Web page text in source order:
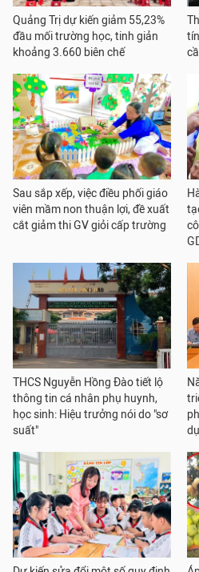
Quảng Trị dự kiến giảm 55,23%
đầu mối trường học, tinh giản
khoảng 3.660 biên chế
Sau sắp xếp, việc điều phối giáo
viên mầm non thuận lợi, đề xuất
cắt giảm thi GV giỏi cấp trường
THCS Nguyễn Hồng Đào tiết lộ
thông tin cá nhân phụ huynh,
học sinh: Hiệu trưởng nói do "sơ
suất"